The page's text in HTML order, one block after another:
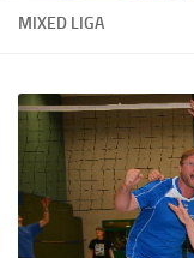
MIXED LIGA